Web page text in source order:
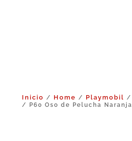
Inicio / Home / Playmobil /
/ P60 Oso de Pelucha Naranja